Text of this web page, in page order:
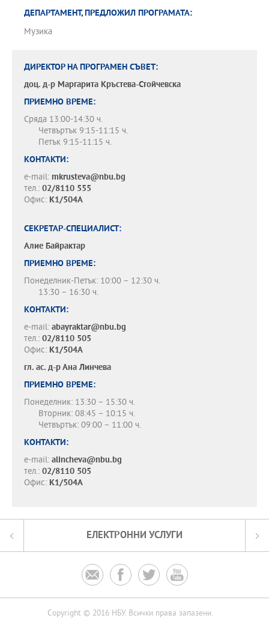
ДЕПАРТАМЕНТ, ПРЕДЛОЖИЛ ПРОГРАМАТА:
Музика
ДИРЕКТОР НА ПРОГРАМЕН СЪВЕТ:
доц. д-р Маргарита Кръстева-Стойчевска
ПРИЕМНО ВРЕМЕ:
Сряда 13:00-14:30 ч.
Четвъртък 9:15-11:15 ч.
Петък 9:15-11:15 ч.
КОНТАКТИ:
e-mail: mkrusteva@nbu.bg
тел.: 02/8110 555
Офис: К1/504А
СЕКРЕТАР-СПЕЦИАЛИСТ:
Алие Байрактар
ПРИЕМНО ВРЕМЕ:
Понеделник-Петък: 10:00 – 12:30 ч.
13:30 – 16:30 ч.
КОНТАКТИ:
e-mail: abayraktar@nbu.bg
тел.: 02/8110 505
Офис: К1/504А
гл. ас. д-рАна Линчева
ПРИЕМНО ВРЕМЕ:
Понеделник: 13:30 – 15:30 ч.
Вторник: 08:45 – 10:15 ч.
Четвъртък: 09:00 – 11:00 ч.
КОНТАКТИ:
e-mail: alincheva@nbu.bg
тел.: 02/8110 505
Офис: К1/504А
ЕЛЕКТРОННИ УСЛУГИ
   
Copyright © 2016 НБУ. Всички права запазени.